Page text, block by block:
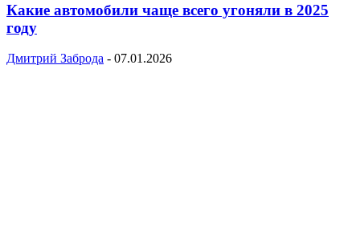
Какие автомобили чаще всего угоняли в 2025
году
Дмитрий Заброда - 07.01.2026